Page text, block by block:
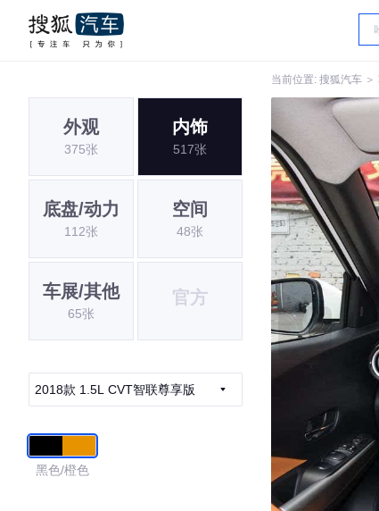
当前位置: 搜狐汽车 ＞
外观
375张
内饰
517张
底盘/动力
112张
空间
48张
车展/其他
65张
官方
2018款 1.5L CVT智联尊享版
黑色/橙色